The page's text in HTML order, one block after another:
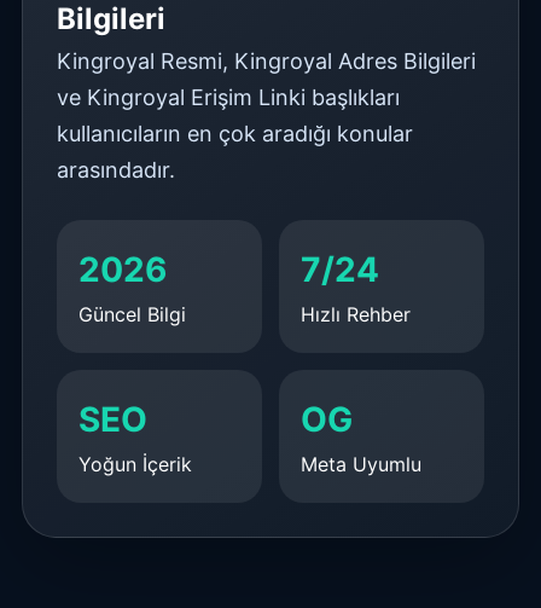
Bilgileri
Kingroyal Resmi, Kingroyal Adres Bilgileri
ve Kingroyal Erişim Linki başlıkları
kullanıcıların en çok aradığı konular
arasındadır.
2026
Güncel Bilgi
7/24
Hızlı Rehber
SEO
Yoğun İçerik
OG
Meta Uyumlu